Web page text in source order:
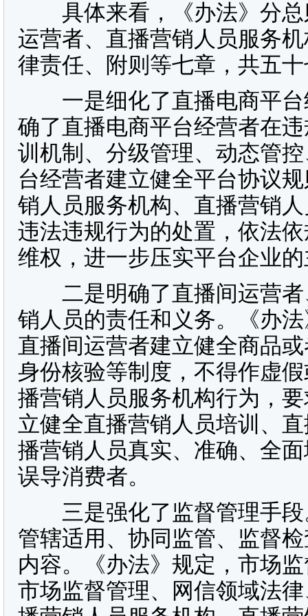
具体来看，《办法》分总
运营者、直播营销人员服务
律责任、附则等七章，共五
一是细化了直播电商平台
确了直播电商平台经营者在
训机制、分级管理、动态管
台经营者建立健全平台协议
销人员服务机构、直播营销
违法违规行为的处置，依法
维权，进一步压实平台企业
二是明确了直播间运营者
销人员的责任和义务。《办
直播间运营者建立健全商品
身份核验等制度，不得作虚
播营销人员服务机构行为，
立健全直播营销人员培训、
播营销人员真实、准确、全
误导消费者。
三是强化了监督管理手段
管辖适用、协同监管、监督
内容。《办法》规定，市场
市场监督管理、网信领域法